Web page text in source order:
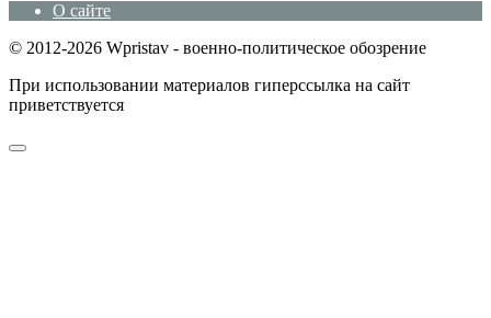
О сайте
© 2012-2026 Wpristav - военно-политическое обозрение
При использовании материалов гиперссылка на сайт
приветствуется